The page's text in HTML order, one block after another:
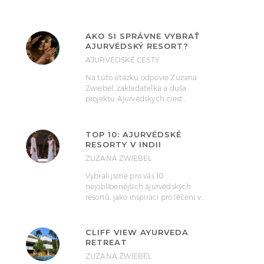
AKO SI SPRÁVNE VYBRAŤ
AJURVÉDSKÝ RESORT?
AJURVÉDSKÉ CESTY
Na túto otázku odpovie Zuzana
Zwiebel, zakladatelka a duša
projektu Ajurvédskych ciest…
TOP 10: AJURVÉDSKÉ
RESORTY V INDII
ZUZANA ZWIEBEL
Vybrali jsme pro vás 10
nejoblíbenějších ájurvédských
resortů, jako inspiraci pro léčení v…
CLIFF VIEW AYURVEDA
RETREAT
ZUZANA ZWIEBEL